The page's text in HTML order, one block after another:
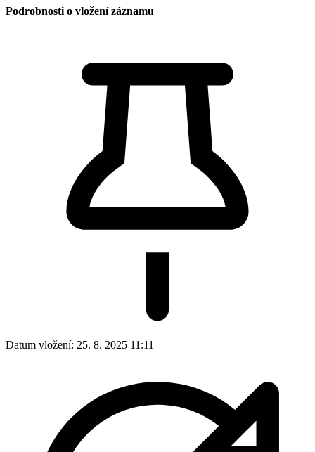
Podrobnosti o vložení záznamu
Datum vložení: 25. 8. 2025 11:11